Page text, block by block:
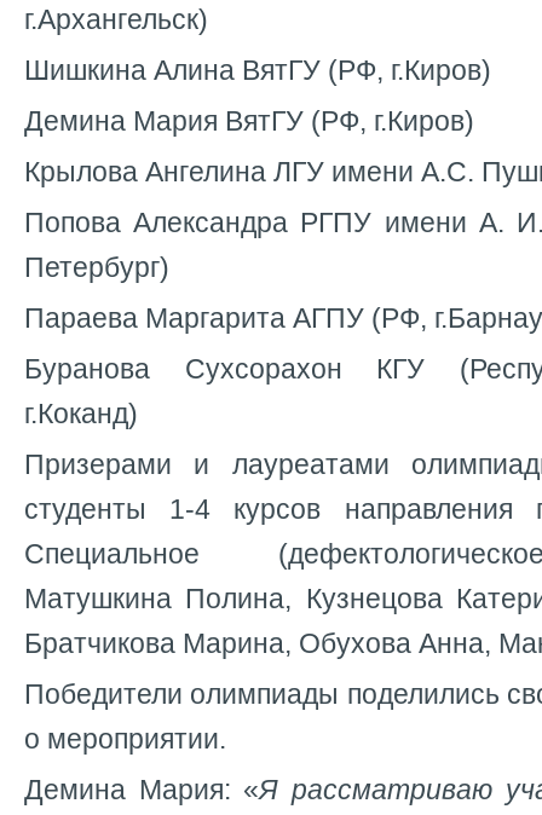
г.Архангельск)
Шишкина Алина ВятГУ (РФ, г.Киров)
Демина Мария ВятГУ (РФ, г.Киров)
Крылова Ангелина ЛГУ имени А.С.
Попова Александра РГПУ имени А.
Петербург)
Параева Маргарита АГПУ (РФ,
Буранова Сухсорахон КГУ
г.Коканд)
Призерами и лауреатами
студенты 1-4 курсов направления
Специальное
Матушкина Полина, Кузнецова
Братчикова Марина, Обухова Анна,
Победители олимпиады поделились
о мероприятии.
Демина Мария: «Я рассматриваю